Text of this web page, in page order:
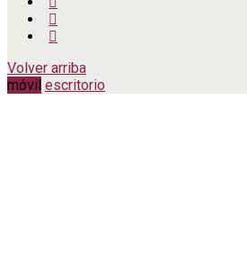
Volver arriba
móvil escritorio